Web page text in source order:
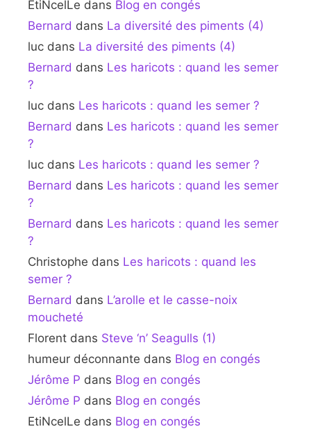
EtiNcelLe dans Blog en congés
Bernard dans La diversité des piments (4)
luc dans La diversité des piments (4)
Bernard dans Les haricots : quand les semer
?
luc dans Les haricots : quand les semer ?
Bernard dans Les haricots : quand les semer
?
luc dans Les haricots : quand les semer ?
Bernard dans Les haricots : quand les semer
?
Bernard dans Les haricots : quand les semer
?
Christophe dans Les haricots : quand les
semer ?
Bernard dans L’arolle et le casse-noix
moucheté
Florent dans Steve ‘n’ Seagulls (1)
humeur déconnante dans Blog en congés
Jérôme P dans Blog en congés
Jérôme P dans Blog en congés
EtiNcelLe dans Blog en congés